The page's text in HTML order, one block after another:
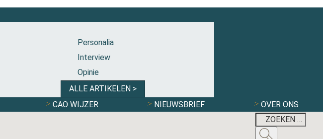
Personalia
Interview
Opinie
ALLE ARTIKELEN >
CAO WIJZER NIEUWSBRIEF OVER ONS
MAXIMILIAN